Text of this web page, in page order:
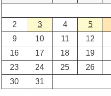
2
3 4 5
9
10 11 12
16
17 18 19
23
24 25 26
30
31